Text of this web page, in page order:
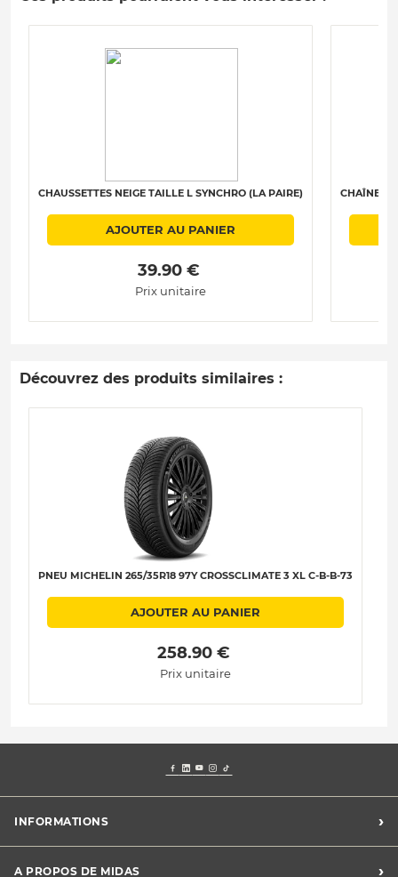
CHAUSSETTES NEIGE TAILLE L SYNCHRO (LA PAIRE)
AJOUTER AU PANIER
39.90 €
Prix unitaire
CHAÎNES
Découvrez des produits similaires :
PNEU MICHELIN 265/35R18 97Y CROSSCLIMATE 3 XL C-B-B-73
AJOUTER AU PANIER
258.90 €
Prix unitaire
INFORMATIONS ›
A PROPOS DE MIDAS ›